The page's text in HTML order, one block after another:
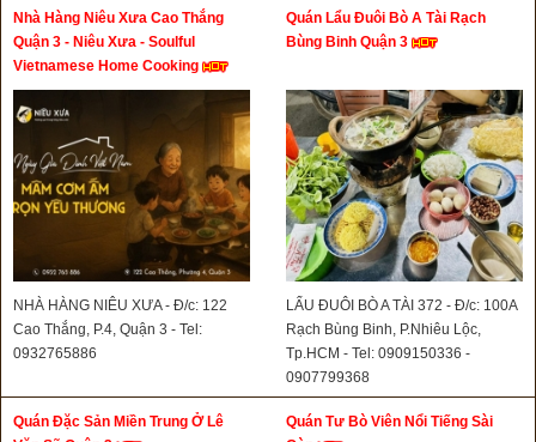
Nhà Hàng Niêu Xưa Cao Thắng
Quận 3 - Niêu Xưa - Soulful
Vietnamese Home Cooking
NHÀ HÀNG NIÊU XƯA - Đ/c: 122
Cao Thắng, P.4, Quận 3 - Tel:
0932765886
Quán Lẩu Đuôi Bò A Tài Rạch
Bùng Binh Quận 3
LẨU ĐUÔI BÒ A TÀI 372 - Đ/c: 100A
Rạch Bùng Binh, P.Nhiêu Lộc,
Tp.HCM - Tel: 0909150336 -
0907799368
Quán Đặc Sản Miền Trung Ở Lê
Quán Tư Bò Viên Nổi Tiếng Sài